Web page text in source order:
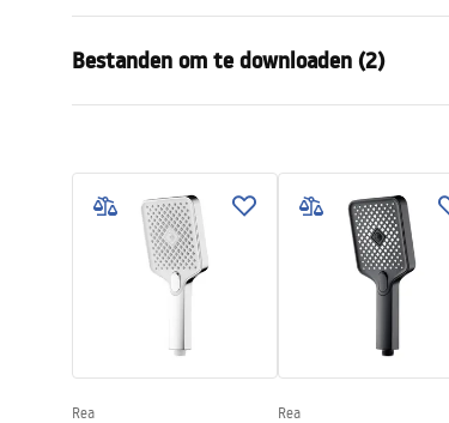
Materiaal
Montagewijze
Garantie
Bestanden om te downloaden (2)
Rea Rea